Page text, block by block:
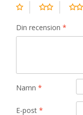
Din recension *
Namn *
E-post *